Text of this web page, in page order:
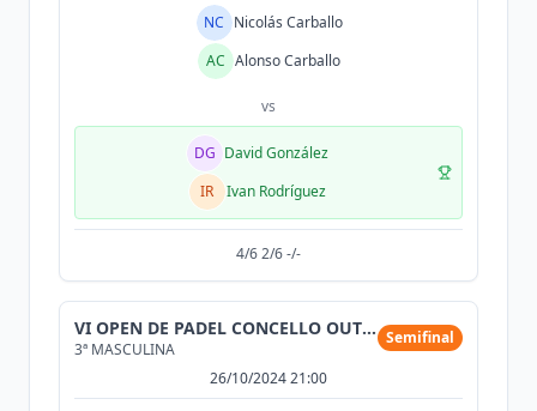
NC Nicolás Carballo
AC Alonso Carballo
vs
DG David González
IR
Ivan Rodríguez
4/6 2/6 -/-
VI OPEN DE PADEL CONCELLO OUTEIRO DE REI
3ª MASCULINA
Semifinal
26/10/2024 21:00